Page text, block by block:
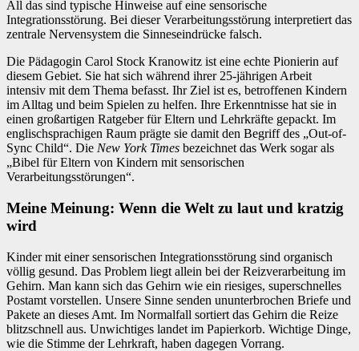
All das sind typische Hinweise auf eine sensorische
Integrationsstörung. Bei dieser Verarbeitungsstörung interpretiert das
zentrale Nervensystem die Sinneseindrücke falsch.
Die Pädagogin Carol Stock Kranowitz ist eine echte Pionierin auf
diesem Gebiet. Sie hat sich während ihrer 25-jährigen Arbeit
intensiv mit dem Thema befasst. Ihr Ziel ist es, betroffenen Kindern
im Alltag und beim Spielen zu helfen. Ihre Erkenntnisse hat sie in
einen großartigen Ratgeber für Eltern und Lehrkräfte gepackt. Im
englischsprachigen Raum prägte sie damit den Begriff des „Out-of-
Sync Child“. Die New York Times bezeichnet das Werk sogar als
„Bibel für Eltern von Kindern mit sensorischen
Verarbeitungsstörungen“.
Meine Meinung: Wenn die Welt zu laut und kratzig
wird
Kinder mit einer sensorischen Integrationsstörung sind organisch
völlig gesund. Das Problem liegt allein bei der Reizverarbeitung im
Gehirn. Man kann sich das Gehirn wie ein riesiges, superschnelles
Postamt vorstellen. Unsere Sinne senden ununterbrochen Briefe und
Pakete an dieses Amt. Im Normalfall sortiert das Gehirn die Reize
blitzschnell aus. Unwichtiges landet im Papierkorb. Wichtige Dinge,
wie die Stimme der Lehrkraft, haben dagegen Vorrang.